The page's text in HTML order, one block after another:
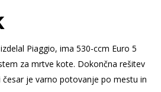
Piaggio, ima 530-ccm Euro 5
za mrtve kote. Dokončna rešitev
je varno potovanje po mestu in